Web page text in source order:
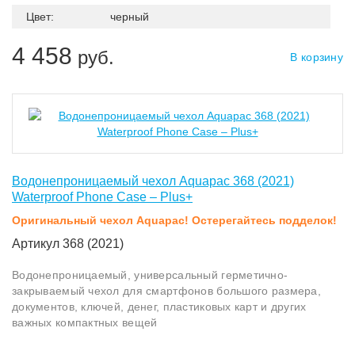
Цвет:
черный
4 458 руб. В корзину
Водонепроницаемый чехол Aquapac 368 (2021)
Waterproof Phone Case – Plus+
Оригинальный чехол Aquapac! Остерегайтесь подделок!
Артикул 368 (2021)
Водонепроницаемый, универсальный герметично-
закрываемый чехол для смартфонов большого размера,
документов, ключей, денег, пластиковых карт и других
важных компактных вещей